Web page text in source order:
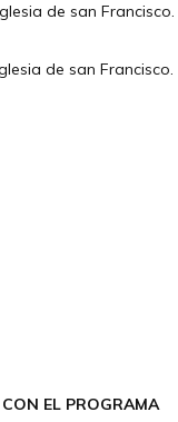
de san Francisco.
de san Francisco.
EL PROGRAMA